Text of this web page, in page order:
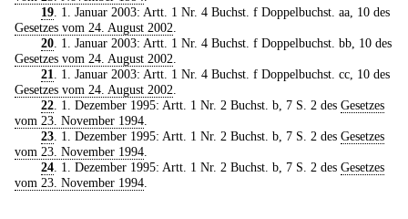
19. 1. Januar 2003: Artt. 1 Nr. 4 Buchst. f Doppelbuchst. aa, 10 des
Gesetzes vom 24. August 2002
20. 1. Januar 2003: Artt. 1 Nr. 4 Buchst. f Doppelbuchst. bb, 10 des
Gesetzes vom 24. August 2002
21
. 1. Januar 2003: Artt. 1 Nr. 4 Buchst. f Doppelbuchst. cc, 10 des
Gesetzes vom 24. August 2002
22. 1. Dezember 1995: Artt. 1 Nr. 2 Buchst. b, 7 S. 2 des Gesetzes
vom 23. November 1994
23. 1. Dezember 1995: Artt. 1 Nr. 2 Buchst. b, 7 S. 2 des Gesetzes
vom 23. November 1994
24. 1. Dezember 1995: Artt. 1 Nr. 2 Buchst. b, 7 S. 2 des Gesetzes
vom 23. November 1994